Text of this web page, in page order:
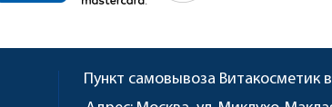
Пункт самовывоза Витакосметик